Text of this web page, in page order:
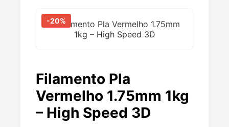
-20%
Filamento Pla
Vermelho 1.75mm 1kg
– High Speed 3D